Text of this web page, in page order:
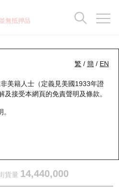
無抵押品
繁 / 簡 / EN
美籍人士（定義見美國1933年證
及接受本網頁的免責聲明及條款。
HSI 恒生指數
貨量 14,440,000